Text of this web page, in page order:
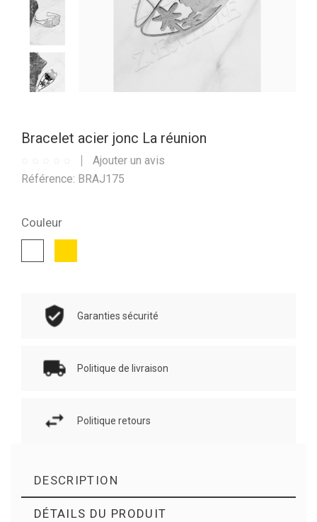
Bracelet acier jonc La réunion
Ajouter un avis
Référence: BRAJ175
Couleur
Garanties sécurité
Politique de livraison
Politique retours
DESCRIPTION
DÉTAILS DU PRODUIT